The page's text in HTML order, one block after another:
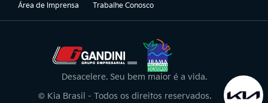
Área de Imprensa
Trabalhe Conosco
Desacelere. Seu bem maior é a vida.
© Kia Brasil - Todos os direitos reservados.